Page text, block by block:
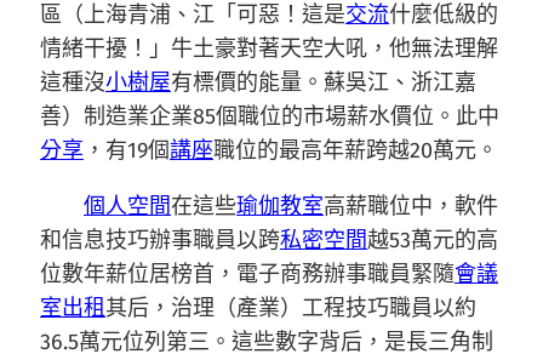
區（上海青浦、江「可惡！這是交流什麼低級的
情緒干擾！」牛土豪對著天空大吼，他無法理解
這種沒小樹屋有標價的能量。蘇吳江、浙江嘉
善）制造業企業85個職位的市場薪水價位。此中
分享 ，有19個講座職位的最高年薪跨越20萬元。
個人空間在這些瑜伽教室高薪職位中，軟件
和信息技巧辦事職員以跨私密空間越53萬元的高
位數年薪位居榜首，電子商務辦事職員緊隨會議
室出租其后，治理（產業）工程技巧職員以約
36.5萬元位列第三。這些數字背后，是長三角制